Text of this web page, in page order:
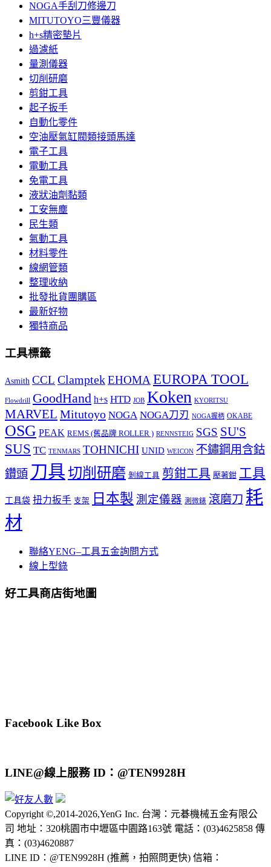
NOGA手刮刀修邊刀
MITUTOYO三豐儀器
h+s精密墊片
過濾紙
量測儀器
切削研磨
剪鉗工具
起子扳手
自動化零件
空油壓氣缸閥類接頭馬達
電子工具
電動工具
免電工具
液狀油劑黏類
工安無塵
民生類
氣動工具
材料零件
線網管類
整理收納
批發批貨團購區
最新好物
獨特商品
工具標籤
Asmith CCL ClamptekEHOMAEUROPA TOOL
Flowdrill GoodHand h+s HTD JOB Koken KYORITSU
MARVEL Mitutoyo NOGA NOGA刀刃 NOGA握柄 OKABE
OSG PEAK REMS (舊品牌 ROLLER ) RENNSTEIG SGS SU'S
SUS TC TENMARS TOHNICHI UNID WEICON 不鏽鋼用含鈷
鑽頭 刀具切削研磨 剝線工具 剪鉗工具 壓著鉗 工具
工具袋 扭力扳手 支架 日本製 測定儀器 測微錶 滾磨刀 耗
材
聯絡YENG–工具五金詢問方式
線上型錄
好工具商店街地圖
Facebook Like Box
LINE@線上服務 ID：@TEN9928H
Copyright ©,2014-2026,YenG Inc. 台灣：元碁機械五金有限公
司 地址：320桃園市中壢區中園路163號 電話：(03)4625858 傳
真：(03)4620887
LINE ID：@TEN9928H (推薦，拍照問更快) 信箱：